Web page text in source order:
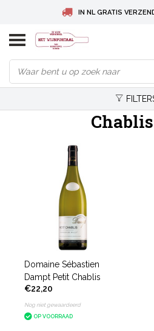
IN NL GRATIS
BELGIE GRATIS
DEUTSCHLAND
Chablis
Domaine Sébastien
Dampt Petit Chablis
€22,20
Nog niet gewaardeerd
OP VOORRAAD